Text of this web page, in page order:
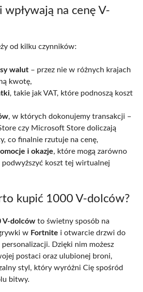
wpływają na cenę V-
od kilku czynników:
walut – przez nie w różnych krajach
kwotę,
, takie jak VAT, które podnoszą koszt
, w których dokonujemy transakcji –
czy Microsoft Store doliczają
co finalnie rzutuje na cenę,
i okazje, które mogą zarówno
podwyższyć koszt tej wirtualnej
kupić 1000 V-dolców?
V-dolców to świetny sposób na
w Fortnite i otwarcie drzwi do
Dzięki nim możesz
postaci oraz ulubionej broni,
styl, który wyróżni Cię spośród
bitwy.